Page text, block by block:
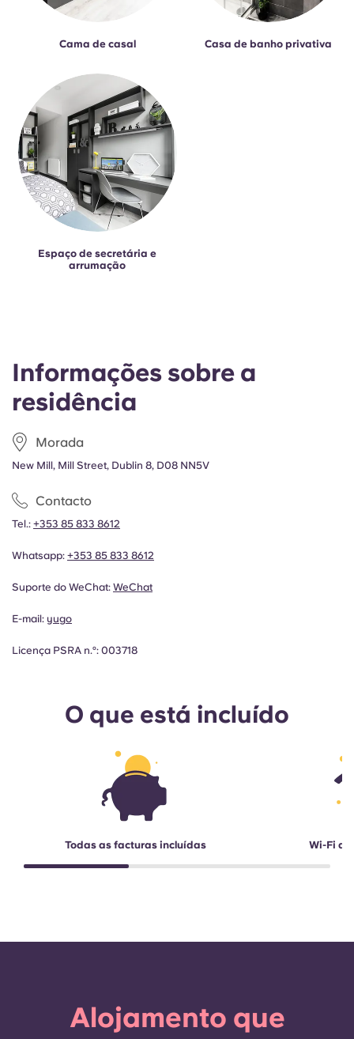
Informações sobre a
residência
Morada
New Mill, Mill Street, Dublin 8, D08 NN5V
Contacto
Tel.: +353 85 833 8612
Whatsapp: +353 85 833 8612
Suporte do WeChat: WeChat
E-mail: yugo
Licença PSRA n.º: 003718
O que está incluído
Todas as facturas incluídas Wi-Fi
Cama de casal Casa de banho privativa
Espaço de secretária e
arrumação
Alojamento que